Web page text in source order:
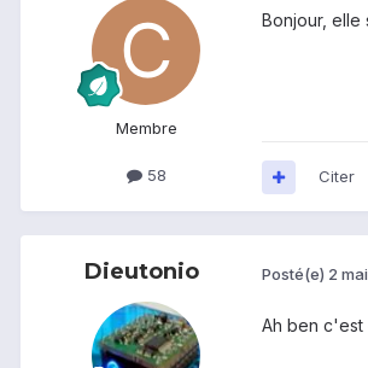
Membre
58
Bonjour, elle
Citer
Dieutonio Posté(e) 2
Ah ben c'est